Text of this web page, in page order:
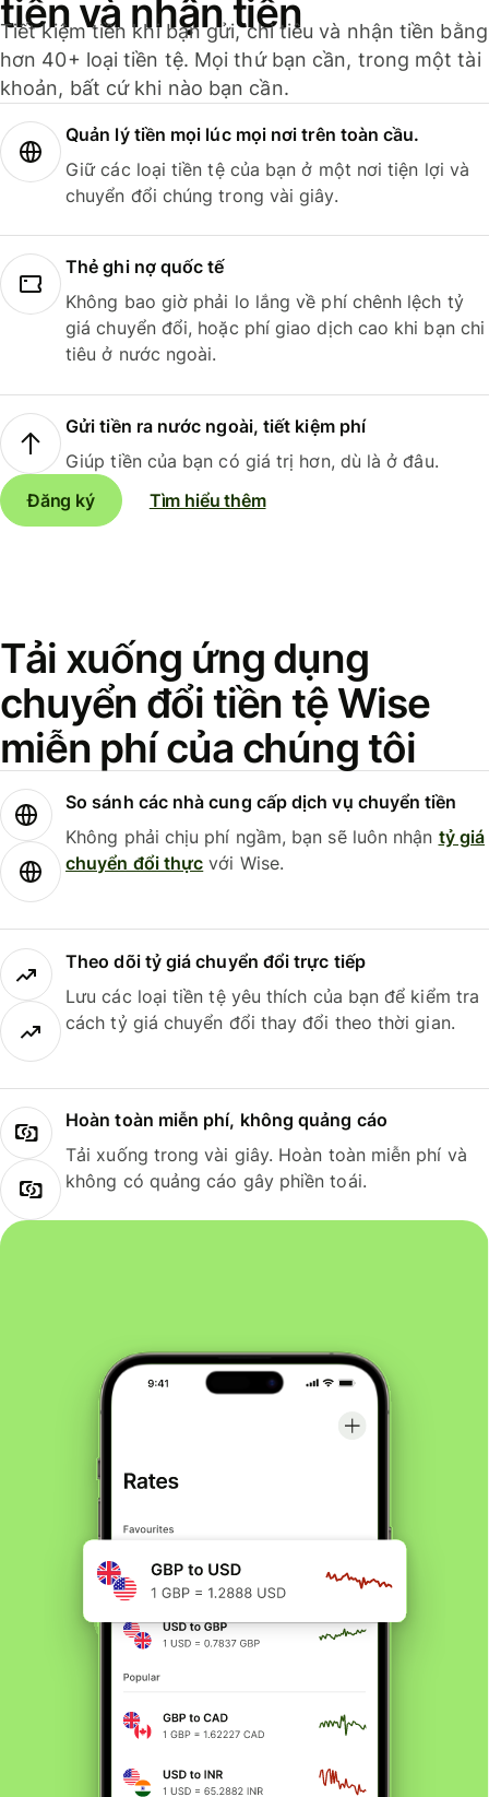
tiền và nhận tiền
Tiết kiệm tiền khi bạn gửi, chi tiêu và nhận tiền bằng
hơn 40+ loại tiền tệ. Mọi thứ bạn cần, trong một tài
khoản, bất cứ khi nào bạn cần.
Quản lý tiền mọi lúc mọi nơi trên toàn cầu.
Giữ các loại tiền tệ của bạn ở một nơi tiện lợi và
chuyển đổi chúng trong vài giây.
Thẻ ghi nợ quốc tế
Không bao giờ phải lo lắng về phí chênh lệch tỷ
giá chuyển đổi, hoặc phí giao dịch cao khi bạn chi
tiêu ở nước ngoài.
Gửi tiền ra nước ngoài, tiết kiệm phí
Giúp tiền của bạn có giá trị hơn, dù là ở đâu.
Đăng ký
Tìm hiểu thêm
Tải xuống ứng dụng
chuyển đổi tiền tệ Wise
miễn phí của chúng tôi
So sánh các nhà cung cấp dịch vụ chuyển tiền
Không phải chịu phí ngầm, bạn sẽ luôn nhận tỷ giá
chuyển đổi thực với Wise.
Theo dõi tỷ giá chuyển đổi trực tiếp
Lưu các loại tiền tệ yêu thích của bạn để kiểm tra
cách tỷ giá chuyển đổi thay đổi theo thời gian.
Hoàn toàn miễn phí, không quảng cáo
Tải xuống trong vài giây. Hoàn toàn miễn phí và
không có quảng cáo gây phiền toái.